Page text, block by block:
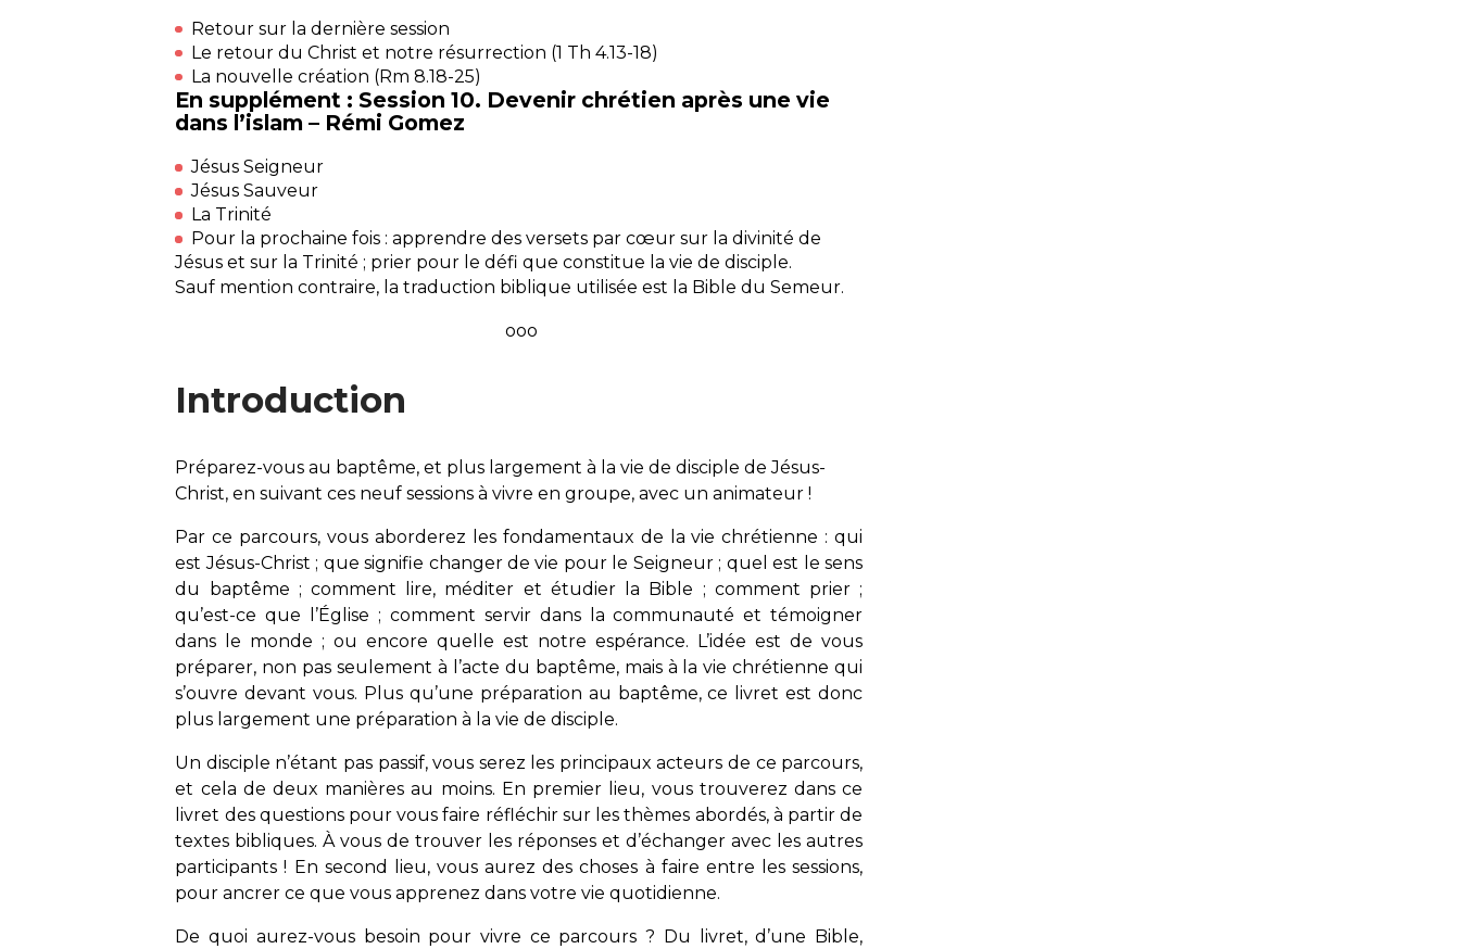
Retour sur la dernière session
Le retour du Christ et notre résurrection (1 Th 4.13-18)
La nouvelle création (Rm 8.18-25)
En supplément : Session 10. Devenir chrétien après une vie
dans l’islam – Rémi Gomez
Jésus Seigneur
Jésus Sauveur
La Trinité
Pour la prochaine fois : apprendre des versets par cœur sur la divinité de
Jésus et sur la Trinité ; prier pour le défi que constitue la vie de disciple.
Sauf mention contraire, la traduction biblique utilisée est la Bible du Semeur.
ooo
Introduction
Préparez-vous au baptême, et plus largement à la vie de disciple de Jésus-
Christ, en suivant ces neuf sessions à vivre en groupe, avec un animateur !
Par ce parcours, vous aborderez les fondamentaux de la vie chrétienne : qui
est Jésus-Christ ; que signifie changer de vie pour le Seigneur ; quel est le sens
du baptême ; comment lire, méditer et étudier la Bible ; comment prier ;
qu’est-ce que l’Église ; comment servir dans la communauté et témoigner
dans le monde ; ou encore quelle est notre espérance. L’idée est de vous
préparer, non pas seulement à l’acte du baptême, mais à la vie chrétienne qui
s’ouvre devant vous. Plus qu’une préparation au baptême, ce livret est donc
plus largement une préparation à la vie de disciple.
Un disciple n’étant pas passif, vous serez les principaux acteurs de ce parcours,
et cela de deux manières au moins. En premier lieu, vous trouverez dans ce
livret des questions pour vous faire réfléchir sur les thèmes abordés, à partir de
textes bibliques. À vous de trouver les réponses et d’échanger avec les autres
participants ! En second lieu, vous aurez des choses à faire entre les sessions,
pour ancrer ce que vous apprenez dans votre vie quotidienne.
De quoi aurez-vous besoin pour vivre ce parcours ? Du livret, d’une Bible,